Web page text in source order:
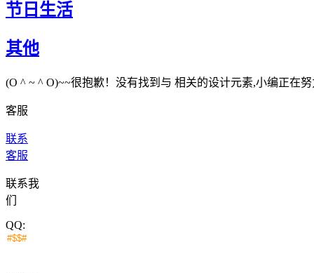
节日生活
其他
(O ^ ~ ^ O)~~很抱歉！没有找到与 相关的设计元素,小编正在
客服
联系
客服
联系我
们
QQ: